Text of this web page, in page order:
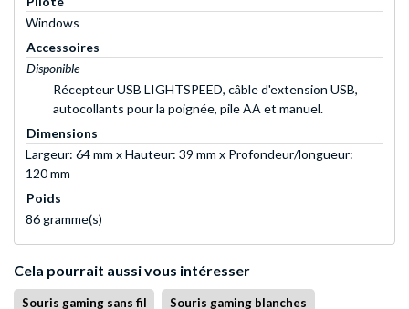
Windows
Accessoires
Disponible
Récepteur USB LIGHTSPEED, câble d'extension USB,
autocollants pour la poignée, pile AA et manuel.
Dimensions
Largeur: 64 mm x Hauteur: 39 mm x Profondeur/longueur:
120 mm
Poids
86 gramme(s)
Cela pourrait aussi vous intéresser
Souris gaming sans fil Souris gaming blanches